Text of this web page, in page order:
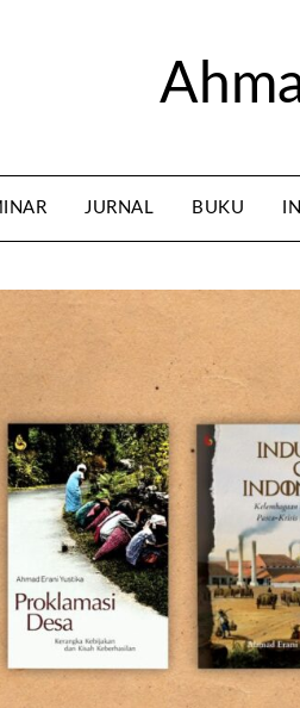
JURNAL BUKU